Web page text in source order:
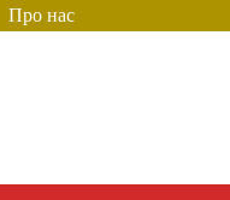
Про нас